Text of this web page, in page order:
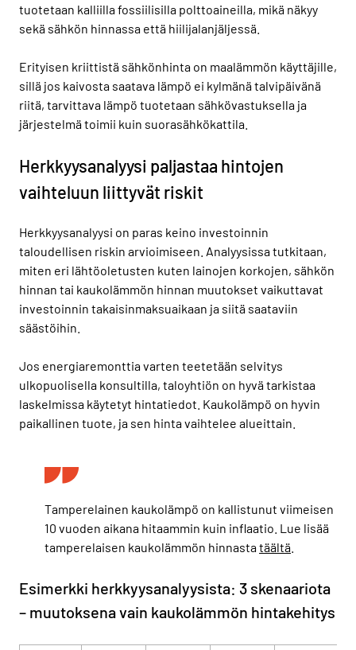
tuotetaan kalliilla fossiilisilla polttoaineilla, mikä näkyy
sekä sähkön hinnassa että hiilijalanjäljessä.
Erityisen kriittistä sähkönhinta on maalämmön käyttäjille,
sillä jos kaivosta saatava lämpö ei kylmänä talvipäivänä
riitä, tarvittava lämpö tuotetaan sähkövastuksella ja
järjestelmä toimii kuin suorasähkökattila.
Herkkyysanalyysi paljastaa hintojen
vaihteluun liittyvät riskit
Herkkyysanalyysi on paras keino investoinnin
taloudellisen riskin arvioimiseen. Analyysissa tutkitaan,
miten eri lähtöoletusten kuten lainojen korkojen, sähkön
hinnan tai kaukolämmön hinnan muutokset vaikuttavat
investoinnin takaisinmaksuaikaan ja siitä saataviin
säästöihin.
Jos energiaremonttia varten teetetään selvitys
ulkopuolisella konsultilla, taloyhtiön on hyvä tarkistaa
laskelmissa käytetyt hintatiedot. Kaukolämpö on hyvin
paikallinen tuote, ja sen hinta vaihtelee alueittain.
Tamperelainen kaukolämpö on kallistunut viimeisen
10 vuoden aikana hitaammin kuin inflaatio. Lue lisää
tamperelaisen kaukolämmön hinnastatäältä
Esimerkki herkkyysanalyysista: 3 skenaariota
– muutoksena vain kaukolämmön hintakehitys